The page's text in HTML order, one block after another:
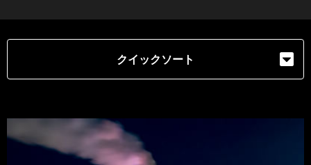
クイックソート